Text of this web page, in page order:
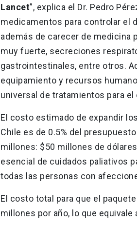
Lancet”, explica el Dr. Pedro
medicamentos para controlar el
además de carecer de medicina
muy fuerte, secreciones
gastrointestinales, entre otros.
equipamiento y recursos
universal de tratamientos para el
El costo estimado de expandir
Chile es de 0.5% del
millones: $50 millones de
esencial de cuidados paliativos
todas las personas con
El costo total para que el
millones por año, lo que equivale